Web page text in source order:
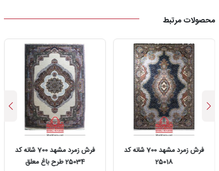
محصولات مرتبط
فرش زمرد مشهد 700 شانه کد
25018
فرش زمرد مشهد 700 شانه کد
25034 طرح باغ معلق